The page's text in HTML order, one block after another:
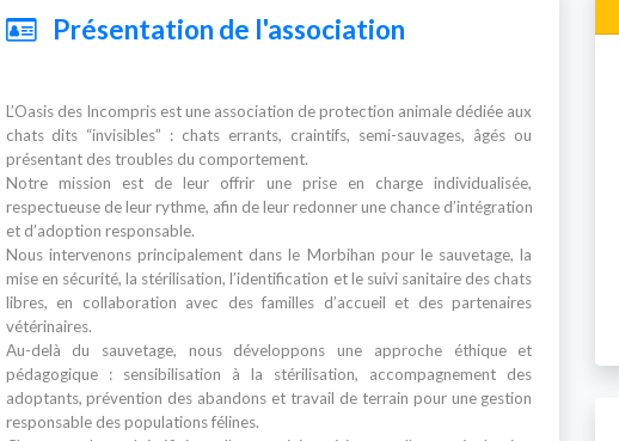
Présentation de l'association
L’Oasis des Incompris est une association de protection animale dédiée aux
chats dits “invisibles” : chats errants, craintifs, semi-sauvages, âgés ou
présentant des troubles du comportement.
Notre mission est de leur offrir une prise en charge individualisée,
respectueuse de leur rythme, afin de leur redonner une chance d’intégration
et d’adoption responsable.
Nous intervenons principalement dans le Morbihan pour le sauvetage, la
mise en sécurité, la stérilisation, l’identification et le suivi sanitaire des chats
libres, en collaboration avec des familles d’accueil et des partenaires
vétérinaires.
Au-delà du sauvetage, nous développons une approche éthique et
pédagogique : sensibilisation à la stérilisation, accompagnement des
adoptants, prévention des abandons et travail de terrain pour une gestion
responsable des populations félines.